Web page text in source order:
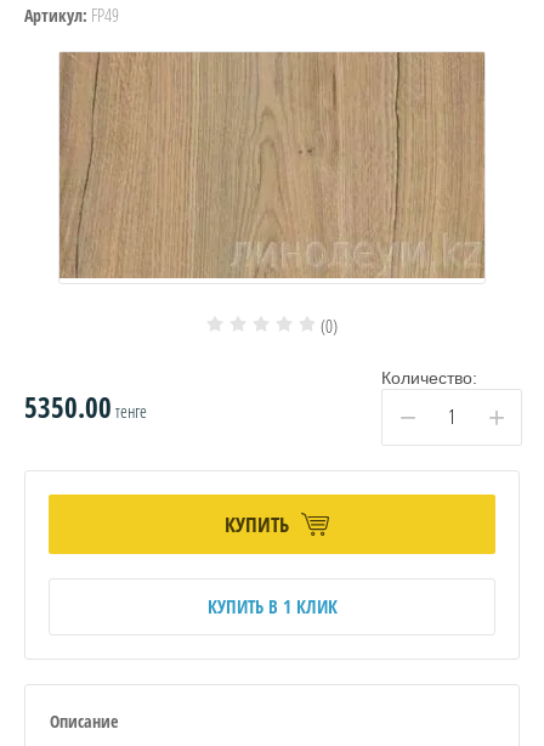
Артикул: FP49
(0)
5350.00 тенге
Количество:
− +
КУПИТЬ
КУПИТЬ В 1 КЛИК
Описание